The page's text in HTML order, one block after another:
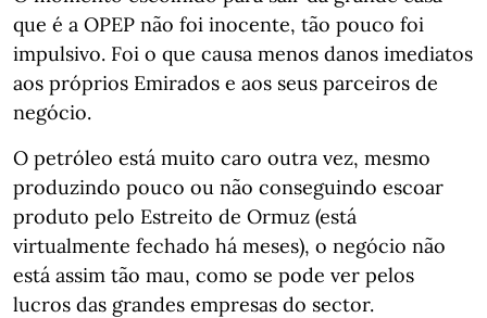
que é a OPEP não foi inocente, tão pouco foi
impulsivo. Foi o que causa menos danos imediatos
aos próprios Emirados e aos seus parceiros de
negócio.
O petróleo está muito caro outra vez, mesmo
produzindo pouco ou não conseguindo escoar
produto pelo Estreito de Ormuz (está
virtualmente fechado há meses), o negócio não
está assim tão mau, como se pode ver pelos
lucros das grandes empresas do sector.